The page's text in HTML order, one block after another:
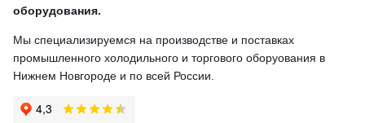
оборудования.
Мы специализируемся на производстве и поставках
промышленного холодильного и торгового оборуования в
Нижнем Новгороде и по всей России.